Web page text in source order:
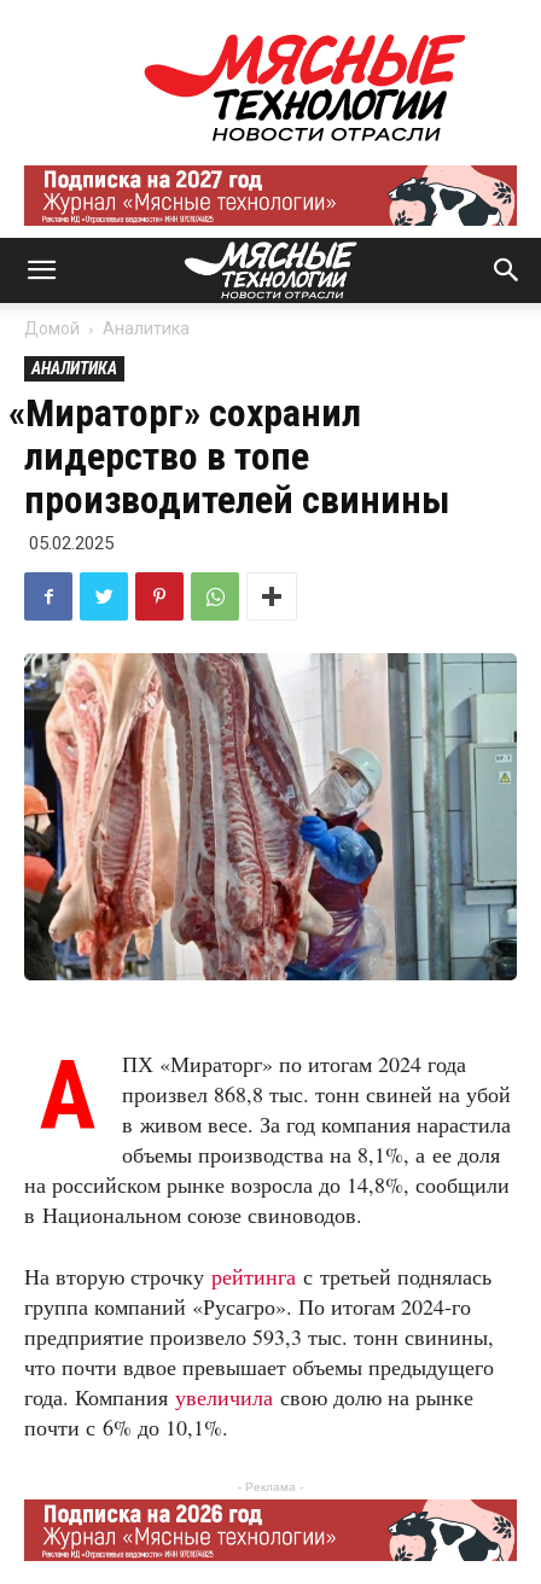
Мясные
технологии
|
Новости
отрасли
Домой Аналитика
АНАЛИТИКА
«Мираторг» сохранил
лидерство в топе
производителей свинины
05.02.2025
А
ПХ «Мираторг» по итогам 2024 года
произвел 868,8 тыс. тонн свиней на убой
в живом весе. За год компания нарастила
объемы производства на 8,1%, а ее доля
на российском рынке возросла до 14,8%, сообщили
в Национальном союзе свиноводов.
На вторую строчку рейтинга с третьей поднялась
группа компаний «Русагро». По итогам 2024-го
предприятие произвело 593,3 тыс. тонн свинины,
что почти вдвое превышает объемы предыдущего
года. Компания увеличила свою долю на рынке
почти с 6% до 10,1%.
- Реклама -